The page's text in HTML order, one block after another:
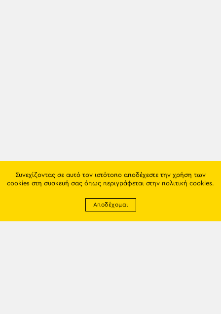
Συνεχίζοντας σε αυτό τον ιστότοπο αποδέχεστε την χρήση των
cookies στη συσκευή σας όπως περιγράφεται στην πολιτική cookies.
Αποδέχομαι